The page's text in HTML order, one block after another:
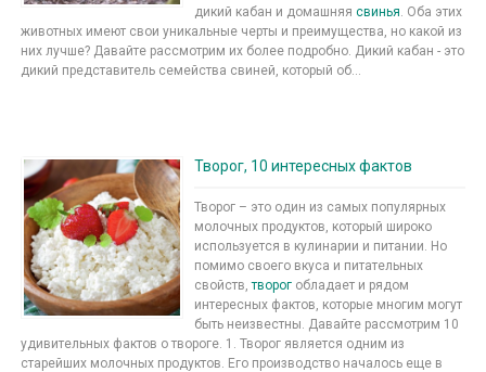
дикий кабан и домашняя свинья. Оба этих
животных имеют свои уникальные черты и преимущества, но какой из
них лучше? Давайте рассмотрим их более подробно. Дикий кабан - это
дикий представитель семейства свиней, который об...
Творог, 10 интересных фактов
Творог – это один из самых популярных
молочных продуктов, который широко
используется в кулинарии и питании. Но
помимо своего вкуса и питательных
свойств,творог обладает и рядом
интересных фактов, которые многим могут
быть неизвестны. Давайте рассмотрим 10
удивительных фактов о твороге. 1. Творог является одним из
старейших молочных продуктов. Его производство началось еще в